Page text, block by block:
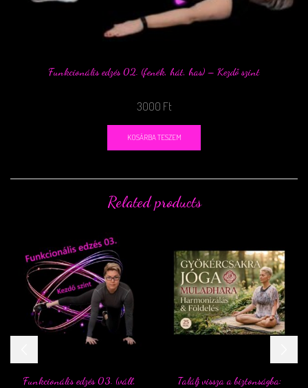
Funkcionális edzés 02. (fenék, hát, has) – Kezdő szint
3000 Ft
KOSÁRBA TESZEM
Related products
Funkcionális edzés 03. (váll,
Találj vissza a biztonságba: